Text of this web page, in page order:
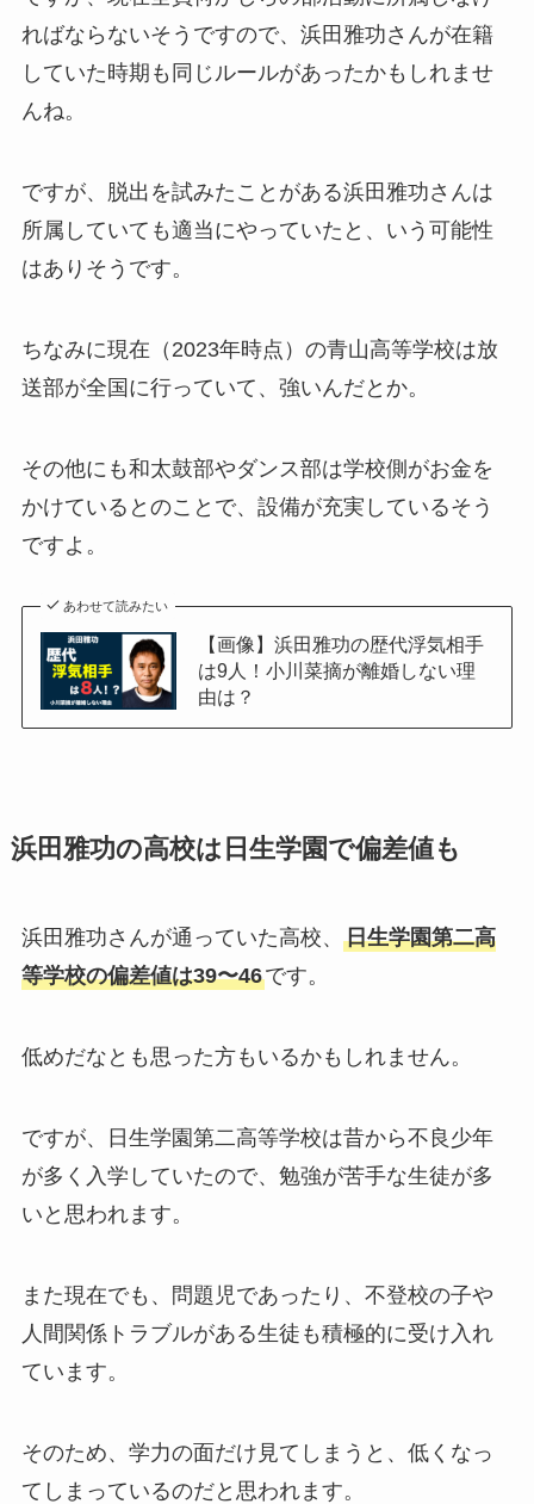
ればならないそうですので、浜田雅功さんが在籍
していた時期も同じルールがあったかもしれませ
んね。
ですが、脱出を試みたことがある浜田雅功さんは
所属していても適当にやっていたと、いう可能性
はありそうです。
ちなみに現在（2023年時点）の青山高等学校は放
送部が全国に行っていて、強いんだとか。
その他にも和太鼓部やダンス部は学校側がお金を
かけているとのことで、設備が充実しているそう
ですよ。
あわせて読みたい
【画像】浜田雅功の歴代浮気相手
は9人！小川菜摘が離婚しない理
由は？
浜田雅功の高校は日生学園で偏差値も
浜田雅功さんが通っていた高校、 日生学園第二高
等学校の偏差値は39〜46です。
低めだなとも思った方もいるかもしれません。
ですが、日生学園第二高等学校は昔から不良少年
が多く入学していたので、勉強が苦手な生徒が多
いと思われます。
また現在でも、問題児であったり、不登校の子や
人間関係トラブルがある生徒も積極的に受け入れ
ています。
そのため、学力の面だけ見てしまうと、低くなっ
てしまっているのだと思われます。